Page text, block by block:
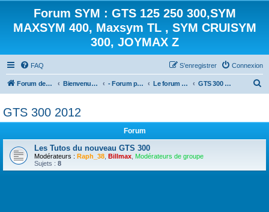
Forum SYM : GTS 125 250 300,SYM
MAXSYM 400, Maxsym TL , SYM CRUISYM
300, JOYMAX Z
FAQ Connexion
S’enregistrer
Forum des scooters SYM - GTS -MAXSYM - CRUISYM - JOYMAX - Maxsym TL Bienvenue sur le forum des scooters de la gamme SYM - Forum principal - Le forum des Scooters SYM GTS 300 2012
e
c
GTS 300 2012
Forum
Les Tutos du nouveau GTS 300
Modérateurs : Raph_38 Billmax Modérateurs de groupe
Sujets : 8